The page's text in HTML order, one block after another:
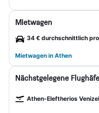
Mietwagen
34 € durchschnittlich pro
Mietwagen in Athen
Nächstgelegene
Athen-Eleftherios